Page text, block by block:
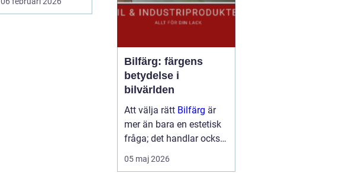
Bilfärg: färgens
betydelse i
bilvärlden
Att välja rätt Bilfärg är
mer än bara en estetisk
fråga; det handlar också
om att förstå hur val av
färg kan påverka bilens
05 maj 2026